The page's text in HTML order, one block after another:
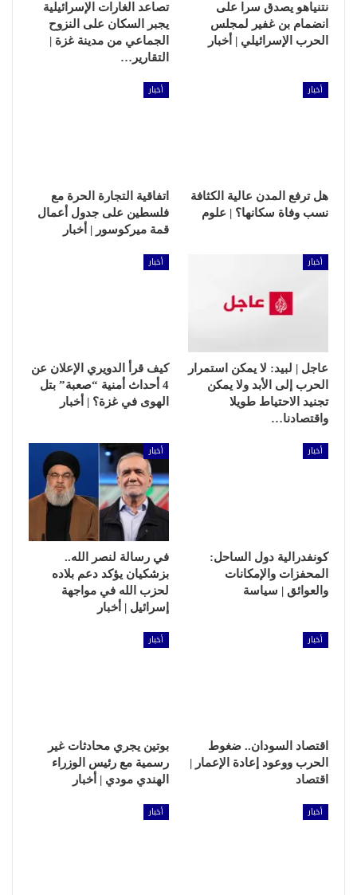
نتنياهو يصدق سرا على
انضمام بن غفير لمجلس
الحرب الإسرائيلي | أخبار
تصاعد الغارات الإسرائيلية
يجبر السكان على النزوح
الجماعي من مدينة غزة |
التقارير…
أخبار
هل ترفع المدن عالية الكثافة
نسب وفاة سكانها؟ | علوم
أخبار
اتفاقية التجارة الحرة مع
فلسطين على جدول أعمال
قمة ميركوسور | أخبار
أخبار
عاجل | لبيد: لا يمكن استمرار
الحرب إلى الأبد ولا يمكن
تجنيد الاحتياط طويلا
واقتصادنا…
أخبار
كيف قرأ الدويري الإعلان عن
4 أحداث أمنية “صعبة” بتل
الهوى في غزة؟ | أخبار
أخبار
كونفدرالية دول الساحل:
المحفزات والإمكانات
والعوائق | سياسة
أخبار
في رسالة لنصر الله..
بزشكيان يؤكد دعم بلاده
لحزب الله في مواجهة
إسرائيل | أخبار
أخبار
اقتصاد السودان.. ضغوط
الحرب ووعود إعادة الإعمار |
اقتصاد
أخبار
بوتين يجري محادثات غير
رسمية مع رئيس الوزراء
الهندي مودي | أخبار
أخبار أخبار